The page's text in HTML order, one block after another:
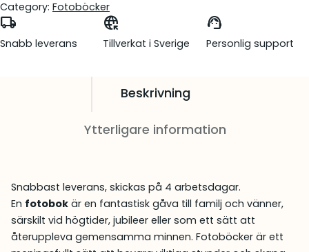
Category: Fotoböcker
local_shipping
Snabb leverans
captive_portal
Tillverkat i Sverige
support_agent
Personlig support
Beskrivning
Ytterligare information
Snabbast leverans, skickas på 4 arbetsdagar.
En fotobok är en fantastisk gåva till familj och vänner,
särskilt vid högtider, jubileer eller som ett sätt att
återuppleva gemensamma minnen. Fotoböcker är ett